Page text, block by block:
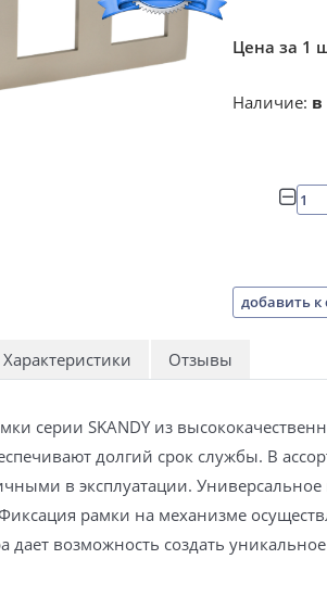
Цена за 1
Наличие:
добавить
Характеристики Отзывы
серии SKANDY из
долгий срок службы. В
в эксплуатации.
рамки на механизме
дает возможность создать